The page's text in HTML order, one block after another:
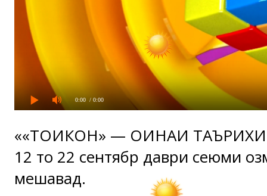
0:00 / 0:00
««ТОҶИКОН» — ОИНАИ
12 то 22 сентябр даври сеюми
мешавад.